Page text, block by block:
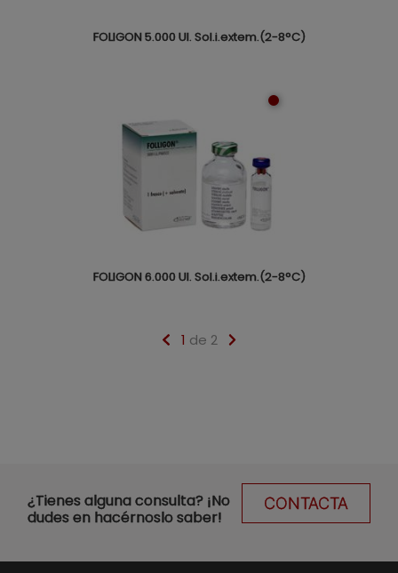
FOLIGON 5.000 UI. Sol.i.extem.(2-8°C)
FOLIGON 6.000 UI. Sol.i.extem.(2-8°C)
1 de 2
CONTACTA
¿Tienes alguna consulta? ¡No
dudes en hacérnoslo saber!